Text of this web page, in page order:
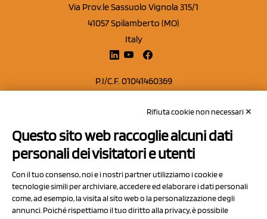
Via Prov.le Sassuolo Vignola 315/1
41057 Spilamberto (MO)
Italy
P.I/C.F. 01041460369
Capitale sociale Euro 50.000,00 i.v.
Contatti
Privacy Policy
Cookie Policy
Chi Siamo
Rifiuta cookie non necessari ✕
Questo sito web raccoglie alcuni dati
personali dei visitatori e utenti
Con il tuo consenso, noi e i nostri partner utilizziamo i cookie e
tecnologie simili per archiviare, accedere ed elaborare i dati personali
come, ad esempio, la visita al sito web o la personalizzazione degli
annunci. Poiché rispettiamo il tuo diritto alla privacy, è possibile